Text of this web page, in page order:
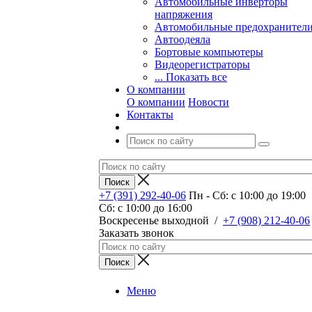
напряжения
Автомобильные
Автоодеяла
Бортовые компьютеры
Видеорегистраторы
... Показать все
О компании
О компании Новости
Контакты
+7 (391) 292-40-06 Пн - Сб: c 10:00 до 19:00
Сб: c 10:00 до 16:00
​Воскресенье выходной / +7 (908) 212-40-06
Заказать звонок
Меню